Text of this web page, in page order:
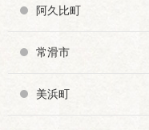
阿久比町
常滑市
美浜町